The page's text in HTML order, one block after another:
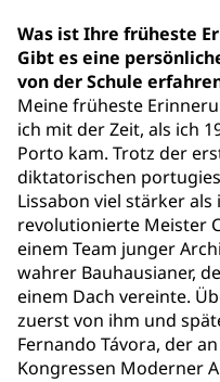
Was ist Ihre früheste
Gibt es eine
von der Schule
Meine früheste
ich mit der Zeit, als ich
Porto kam. Trotz der
diktatorischen
Lissabon viel stärker
revolutionierte Meister
einem Team junger
wahrer Bauhausianer,
einem Dach vereinte.
zuerst von ihm und
Fernando Távora, der
Kongressen Moderner